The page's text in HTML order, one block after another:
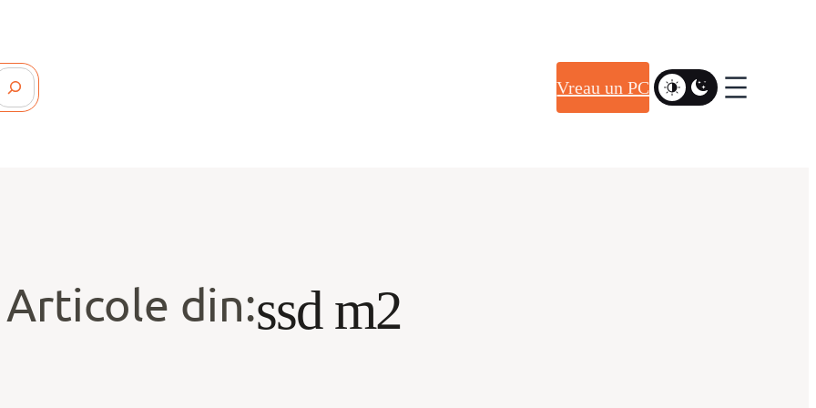
Vreau un PC
Articole din:ssd m2